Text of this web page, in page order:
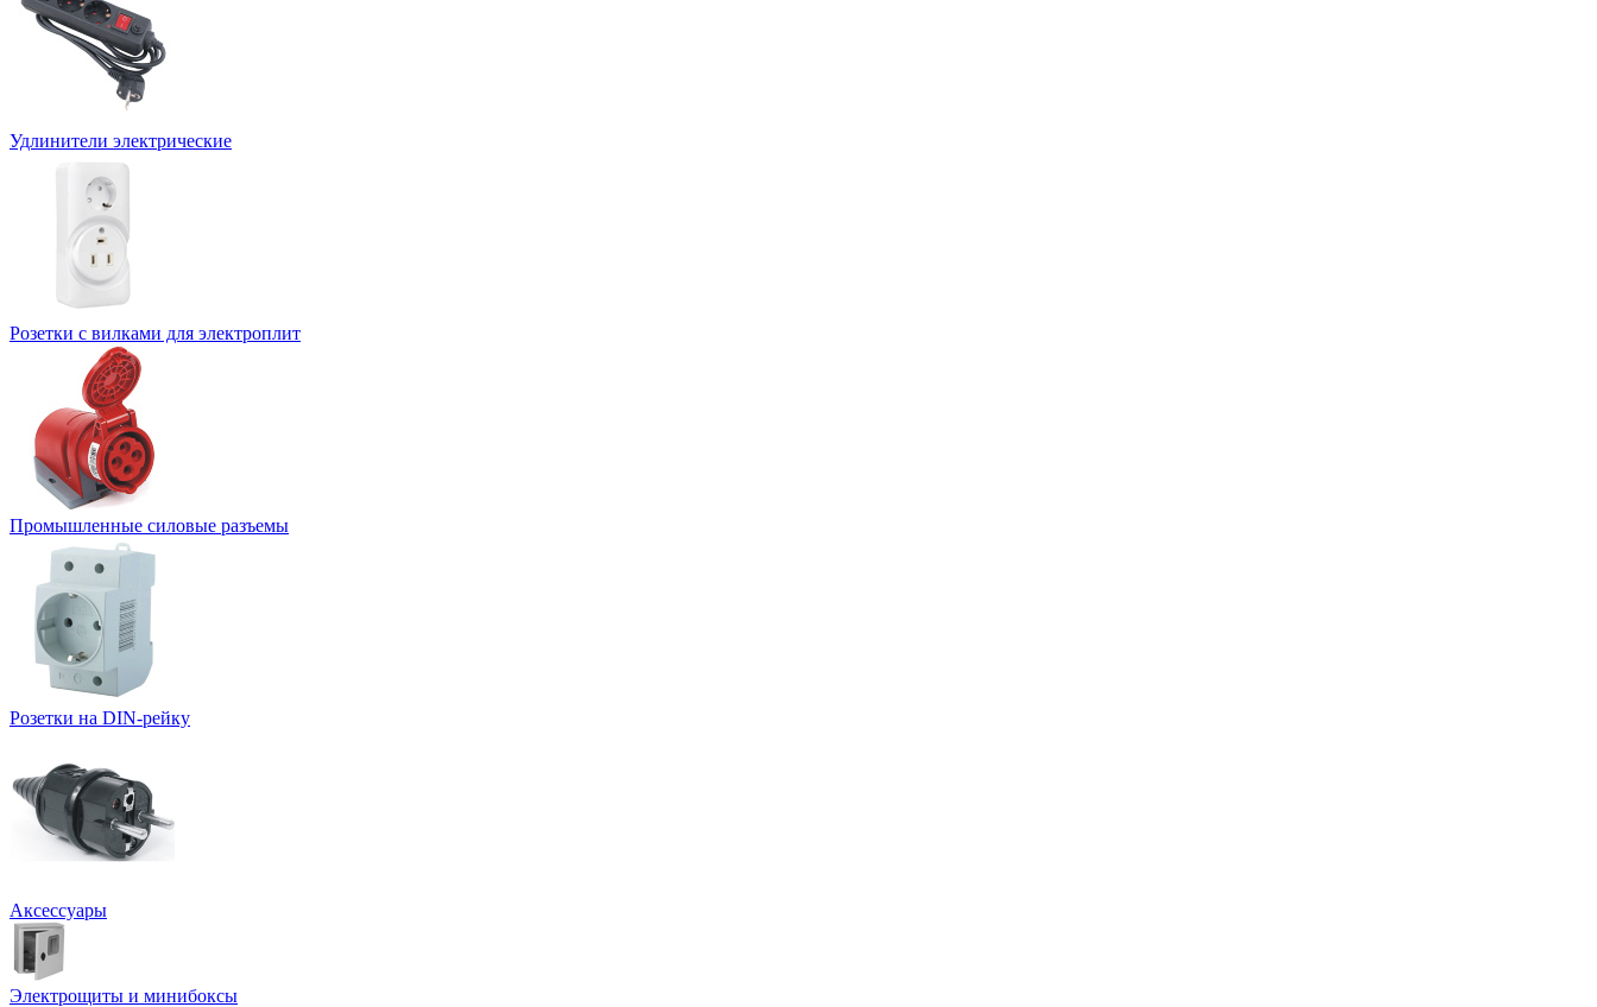
Удлинители электрические
Розетки с вилками для электроплит
Промышленные силовые разъемы
Розетки на DIN-рейку
Аксессуары
Электрощиты и минибоксы